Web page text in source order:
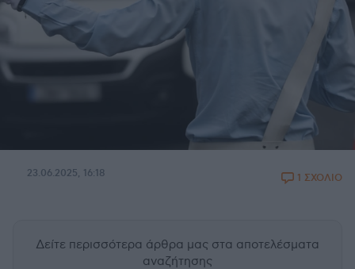
23.06.2025, 16:18 1 ΣΧΟΛΙΟ
Δείτε περισσότερα άρθρα μας στα αποτελέσματα
αναζήτησης